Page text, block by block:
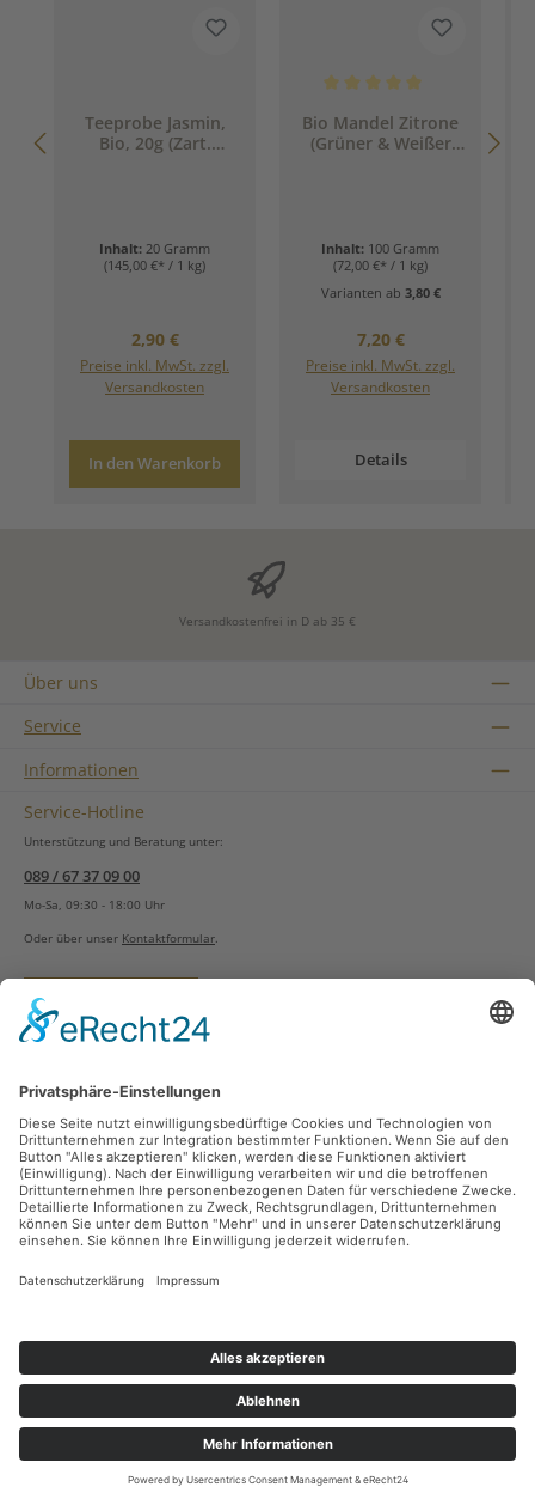
Teeprobe Jasmin,
Bio, 20g (Zart.
Inhalt: 20 Gramm
(145,00 €* / 1 kg)
Regulärer Preis:
2,90 €
Preise inkl. MwSt. zzgl.
Versandkosten
In den Warenkorb
Bio Mandel Zitrone
(Grüner & Weißer
Inhalt: 100 Gramm
(72,00 €* / 1 kg)
Varianten ab 3,80 €
Regulärer Preis:
7,20 €
Preise inkl. MwSt. zzgl.
Versandkosten
Details
Versandkostenfrei in D ab 35 €
Über uns
Service
Informationen
Service-Hotline
Unterstützung und Beratung unter:
089 / 67 37 09 00
Mo-Sa, 09:30 - 18:00 Uhr
Oder über unser Kontaktformular
Vertrag widerrufen
Zahlungsarten
Sicher Einkaufen
Ladengeschäft
Newsletter
Facebook Instagram
Alle Preise inkl. gesetzl. Mehrwertsteuer zzgl.
Nachnahmegebühren, wenn nicht anders angegeben.